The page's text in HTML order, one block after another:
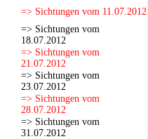
=> Sichtungen vom 11.07.2012
=> Sichtungen vom
18.07.2012
=> Sichtungen vom
21.07.2012
=> Sichtungen vom
23.07.2012
=> Sichtungen vom
28.07.2012
=> Sichtungen vom
31.07.2012